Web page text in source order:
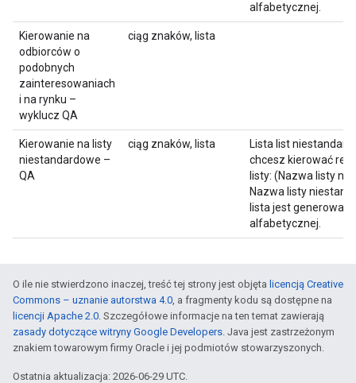
alfabetycznej.
Kierowanie na
odbiorców o
podobnych
zainteresowaniach
i na rynku –
wyklucz QA
ciąg znaków, lista
Kierowanie na listy
niestandardowe –
QA
ciąg znaków, lista
Lista list
chcesz kierować
listy: (Nazwa listy
Nazwa listy
lista jest
alfabetycznej.
O ile nie stwierdzono inaczej, treść tej strony jest objęta licencją Creative
Commons – uznanie autorstwa 4.0, a fragmenty kodu są dostępne na
licencji Apache 2.0. Szczegółowe informacje na ten temat zawierają
zasady dotyczące witryny Google Developers. Java jest zastrzeżonym
znakiem towarowym firmy Oracle i jej podmiotów stowarzyszonych.
Ostatnia aktualizacja: 2026-06-29 UTC.